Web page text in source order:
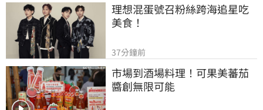
理想混蛋號召粉絲跨海追星吃
美食！
37分鐘前
市場到酒場料理！可果美蕃茄
醬創無限可能